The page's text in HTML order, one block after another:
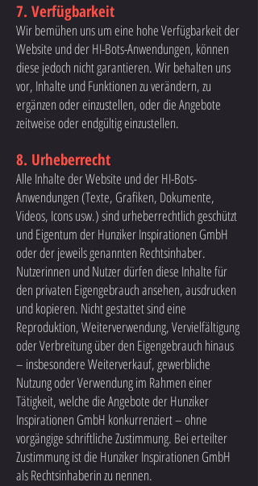
7. Verfügbarkeit
Wir bemühen uns um eine hohe Verfügbarkeit der
Website und der HI-Bots-Anwendungen, können
diese jedoch nicht garantieren. Wir behalten uns
vor, Inhalte und Funktionen zu verändern, zu
ergänzen oder einzustellen, oder die Angebote
zeitweise oder endgültig einzustellen.
8. Urheberrecht
Alle Inhalte der Website und der HI-Bots-
Anwendungen (Texte, Grafiken, Dokumente,
Videos, Icons usw.) sind urheberrechtlich geschützt
und Eigentum der Hunziker Inspirationen GmbH
oder der jeweils genannten Rechtsinhaber.
Nutzerinnen und Nutzer dürfen diese Inhalte für
den privaten Eigengebrauch ansehen, ausdrucken
und kopieren. Nicht gestattet sind eine
Reproduktion, Weiterverwendung, Vervielfältigung
oder Verbreitung über den Eigengebrauch hinaus
– insbesondere Weiterverkauf, gewerbliche
Nutzung oder Verwendung im Rahmen einer
Tätigkeit, welche die Angebote der Hunziker
Inspirationen GmbH konkurrenziert – ohne
vorgängige schriftliche Zustimmung. Bei erteilter
Zustimmung ist die Hunziker Inspirationen GmbH
als Rechtsinhaberin zu nennen.